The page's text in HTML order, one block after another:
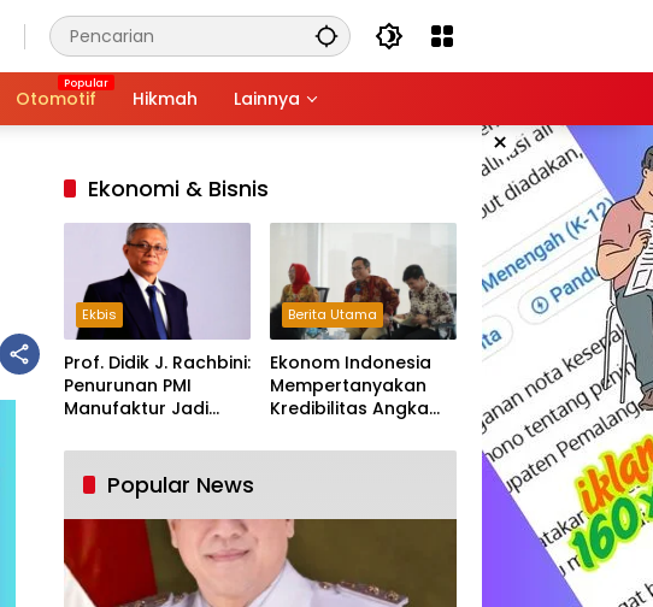
Otomotif Hikmah Lainnya
×
Ekonomi & Bisnis
Ekbis
Prof. Didik J. Rachbini:
Penurunan PMI
Manufaktur Jadi
Industri Nasional
Berita Utama
Ekonom Indonesia
Mempertanyakan
Kredibilitas Angka
Tumbuh Tapi Rapuh
Popular News